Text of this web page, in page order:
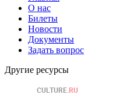
О нас
Билеты
Новости
Документы
Задать вопрос
Другие ресурсы